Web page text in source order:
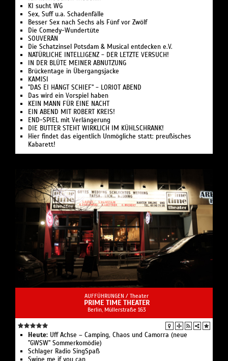
KI sucht WG
Sex, Suff u.a. Schadenfälle
Besser Sex nach Sechs als Fünf vor Zwölf
Die Comedy-Wundertüte
SOUVERÄN
Die Schatzinsel Potsdam & Musical entdecken e.V.
NATÜRLICHE INTELLIGENZ - DER LETZTE VERSUCH!
IN DER BLÜTE MEINER ABNUTZUNG
Brückentage in Übergangsjacke
KAMISI
"DAS EI HÄNGT SCHIEF" - LORIOT ABEND
Das wird ein Vorspiel haben
KEIN MANN FÜR EINE NACHT
EIN ABEND MIT ROBERT KREIS!
END-SPIEL mit Verlängerung
DIE BUTTER STEHT WIRKLICH IM KÜHLSCHRANK!
Hier findet das eigentlich Unmögliche statt: preußisches
Kabarett!
AUFFÜHRUNGEN / Theater
PRIME TIME THEATER
Berlin, ​Müllerstraße 163
Heute: Uff Achse – Camping, Chaos und Camorra (neue
"GWSW" Sommerkomödie)
Schlager Radio SingSpaß